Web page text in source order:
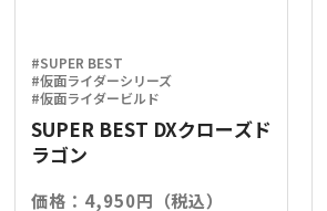
#SUPER BEST
#仮面ライダーシリーズ
#仮面ライダービルド
SUPER BEST DXクローズド
ラゴン
価格：4,950円（税込）